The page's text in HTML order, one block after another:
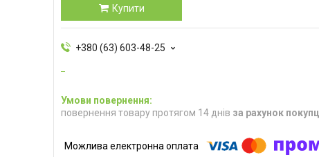
Купити
+380 (63) 603-48-25
повернення товару протягом 14 днів за рахунок